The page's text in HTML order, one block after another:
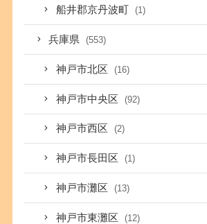
船井郡京丹波町 (1)
兵庫県 (553)
神戸市北区 (16)
神戸市中央区 (92)
神戸市西区 (2)
神戸市長田区 (1)
神戸市灘区 (13)
神戸市東灘区 (12)